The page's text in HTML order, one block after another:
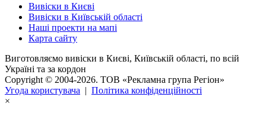
Вивіски в Києві
Вивіски в Київській області
Наші проекти на мапі
Карта сайту
Виготовляємо вивіски в Києві, Київській області, по всій
Україні та за кордон
Copyright © 2004-2026. ТОВ «Рекламна група Регіон»
Угода користувача | Політика конфіденційності
×